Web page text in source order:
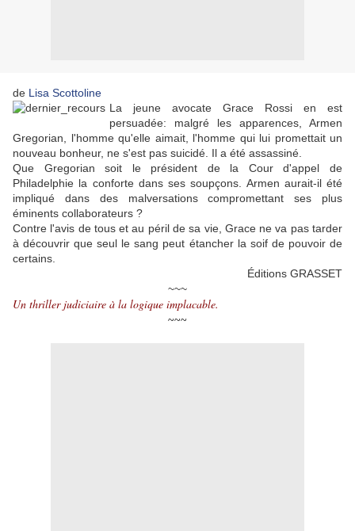
de Lisa Scottoline
La jeune avocate Grace Rossi en est
persuadée: malgré les apparences, Armen
Gregorian, l'homme qu'elle aimait, l'homme qui lui promettait un
nouveau bonheur, ne s'est pas suicidé. Il a été assassiné.
Que Gregorian soit le président de la Cour d'appel de
Philadelphie la conforte dans ses soupçons. Armen aurait-il été
impliqué dans des malversations compromettant ses plus
éminents collaborateurs ?
Contre l'avis de tous et au péril de sa vie, Grace ne va pas tarder
à découvrir que seul le sang peut étancher la soif de pouvoir de
certains.
Éditions GRASSET
~~~
Un thriller judiciaire à la logique implacable.
~~~